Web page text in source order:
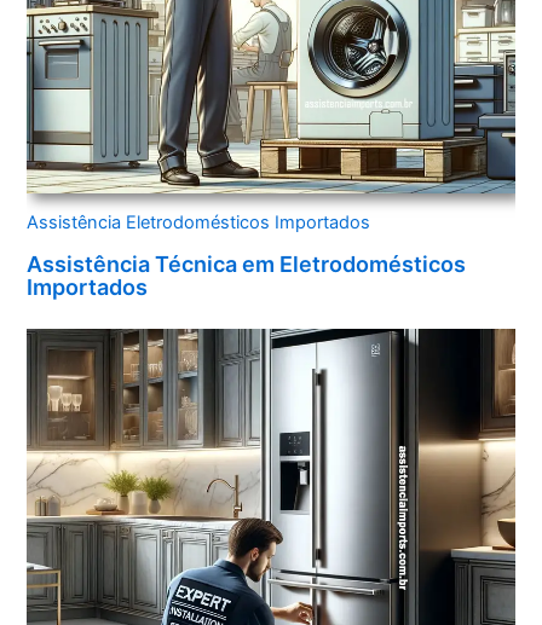
Assistência Eletrodomésticos Importados
Assistência Técnica em Eletrodomésticos
Importados